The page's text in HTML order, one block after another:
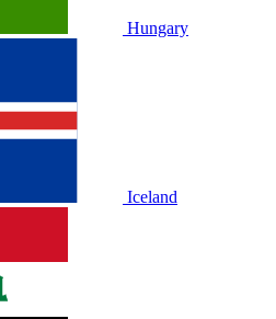
Hungary
Iceland